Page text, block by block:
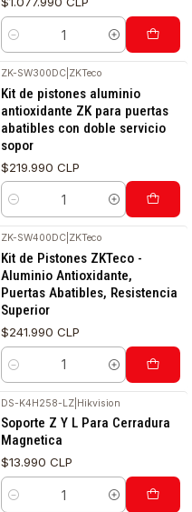
Cantidad
ZK-SW300DC ZKTeco
Kit de pistones aluminio
antioxidante ZK para puertas
abatibles con doble servicio
sopor
$219.990 CLP
Cantidad
ZK-SW400DC ZKTeco
Kit de Pistones ZKTeco -
Aluminio Antioxidante,
Puertas Abatibles, Resistencia
Superior
$241.990 CLP
Cantidad
DS-K4H258-LZ Hikvision
Soporte Z Y L Para Cerradura
Magnetica
$13.990 CLP
Cantidad